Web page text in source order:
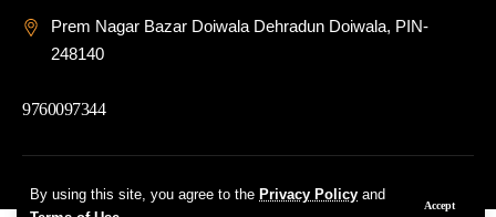
By using this site, you agree to the Privacy Policy and
Accept
Prem Nagar Bazar Doiwala Dehradun Doiwala, PIN-
248140
9760097344